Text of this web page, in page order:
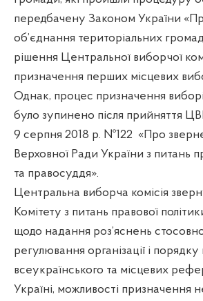
передбачену Законом України
об’єднання територіальних
рішення Центральної виборчої
призначення перших місцевих
Однак, процес призначення
було зупинено після прийняття
9 серпня 2018 р. №122 «Про
Верховної Ради України з питань
та правосуддя».
Центральна виборча комісія
Комітету з питань правової
щодо надання роз’яснень
регулювання організації і
всеукраїнського та місцевих
Україні, можливості призначення